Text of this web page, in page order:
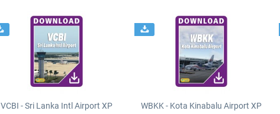
VCBI - Sri Lanka Intl Airport XP WBKK - Kota Kinabalu Airport XP